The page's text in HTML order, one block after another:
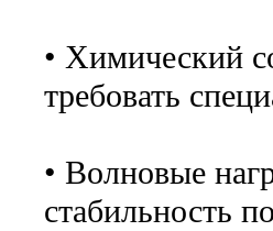
• Химический
требовать
• Волновые
стабильность